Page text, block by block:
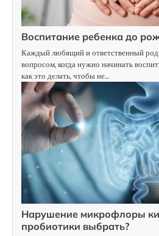
Воспитание ребенка до
Каждый любящий и ответственный
вопросом, когда нужно начинать
как это делать, чтобы не…
Нарушение микрофлоры
пробиотики выбрать?